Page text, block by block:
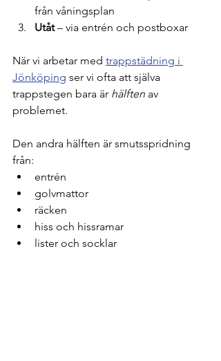
från våningsplan
Utåt – via entrén och postboxar
När vi arbetar med trappstädning i
Jönköping ser vi ofta att själva
trappstegen bara är hälften av
problemet.
Den andra hälften är smutsspridning
från:
entrén
golvmattor
räcken
hiss och hissramar
lister och socklar